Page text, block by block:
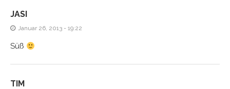
JASI
Januar 26, 2013 - 19:22
Süß
TIM